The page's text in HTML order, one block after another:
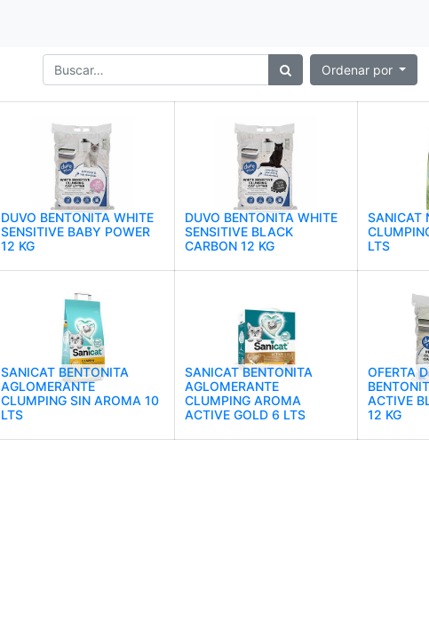
Ordenar por
DUVO BENTONITA WHITE
SENSITIVE BABY POWER
12 KG
DUVO BENTONITA WHITE
SENSITIVE BLACK
CARBON 12 KG
SANICAT
LTS
SANICAT BENTONITA
AGLOMERANTE
CLUMPING SIN AROMA 10
LTS
SANICAT BENTONITA
AGLOMERANTE
CLUMPING AROMA
ACTIVE GOLD 6 LTS
OFERTA
ACTIVE
12 KG